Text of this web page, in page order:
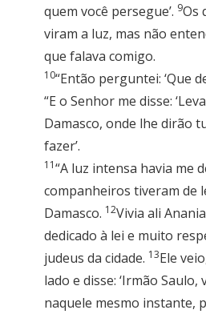
quem você persegue’. 9Os
viram a luz, mas não
que falava comigo.
10“Então perguntei: ‘Que
“E o Senhor me disse:
Damasco, onde lhe dirão
fazer’.
11“A luz intensa havia me
companheiros tiveram de
Damasco. 12Vivia ali
dedicado à lei e muito
judeus da cidade. 13Ele
lado e disse: ‘Irmão Saulo,
naquele mesmo instante,